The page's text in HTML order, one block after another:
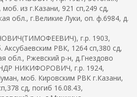
из г.Казани, 921 сп,249 сд,
обл., г.Великие Луки, оп. ф.6984, д.
г.р. 1903,
РВК, 1264 сп,380 сд,
обл., Ржевский р-н, д.Гнездово
НИКИФОРОВИЧ, г.р. 1924,
моб. Кировским РВК г.Казани,
сд, погиб 16.08.43,